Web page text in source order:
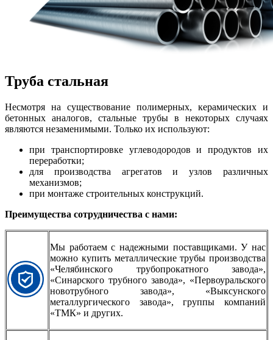
Труба стальная
Несмотря на существование полимерных, керамических и
бетонных аналогов, стальные трубы в некоторых случаях
являются незаменимыми. Только их используют:
при транспортировке углеводородов и продуктов их
переработки;
для производства агрегатов и узлов различных
механизмов;
при монтаже строительных конструкций.
Преимущества сотрудничества с нами:
Мы работаем с надежными поставщиками. У нас
можно купить металлические трубы производства
«Челябинского трубопрокатного завода»,
«Cинарского трубного завода», «Первоуральского
новотрубного завода», «Выксунского
металлургического завода», группы компаний
«ТМК» и других.